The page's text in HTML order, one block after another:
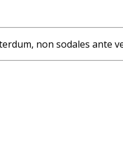
non sodales ante